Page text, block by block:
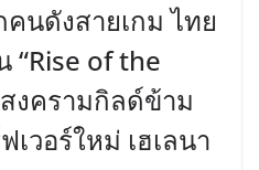
คนดังสายเกม ไทย
“Rise of the
งครามกิลด์ข้าม
เวอร์ใหม่ เฮเลนา